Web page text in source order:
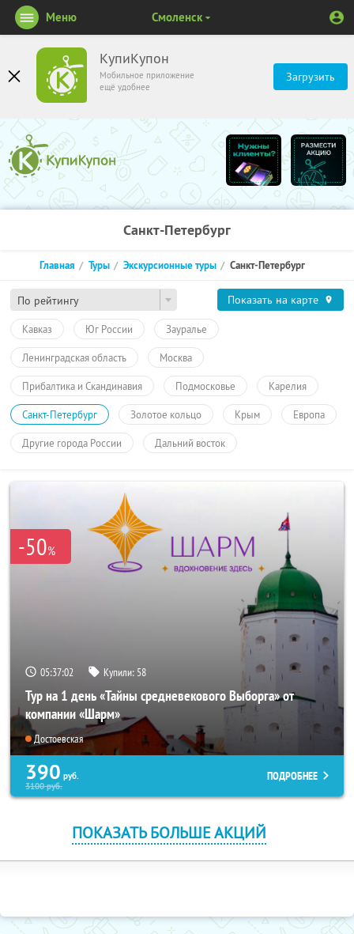
КупиКупон
Мобильное приложение
ещё удобнее
Загрузить
Меню Смоленск
Санкт-Петербург
По рейтингу
Главная Туры Экскурсионные туры Санкт-Петербург
Показать на карте
Кавказ Юг России Зауралье
Ленинградская область Москва
Прибалтика и Скандинавия Подмосковье Карелия
Санкт-Петербург Золотое кольцо Крым Европа
Другие города России Дальний восток
-50%
05:37:02 Купили: 58
Тур на 1 день «Тайны средневекового Выборга» от
компании «Шарм»
Достоевская
390 руб.
3100руб.
ПОДРОБНЕЕ
ПОКАЗАТЬ БОЛЬШЕ АКЦИЙ